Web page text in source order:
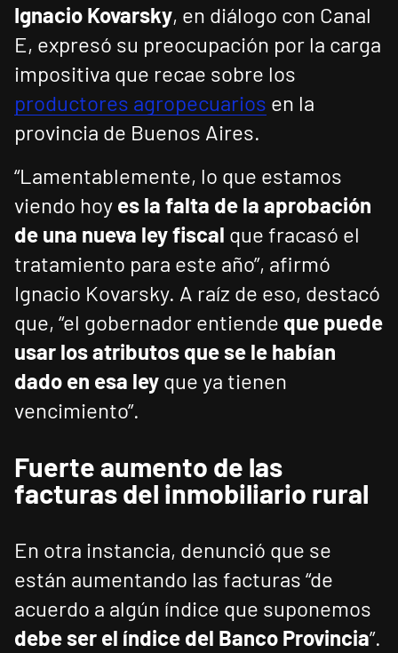
Ignacio Kovarsky, en diálogo con Canal
E, expresó su preocupación por la carga
impositiva que recae sobre los
productores agropecuarios en la
provincia de Buenos Aires.
“Lamentablemente, lo que estamos
viendo hoy es la falta de la aprobación
de una nueva ley fiscal que fracasó el
tratamiento para este año”, afirmó
Ignacio Kovarsky. A raíz de eso, destacó
que, “el gobernador entiende que puede
usar los atributos que se le habían
dado en esa ley que ya tienen
vencimiento”.
Fuerte aumento de las
facturas del inmobiliario rural
En otra instancia, denunció que se
están aumentando las facturas “de
acuerdo a algún índice que suponemos
debe ser el índice del Banco Provincia”.